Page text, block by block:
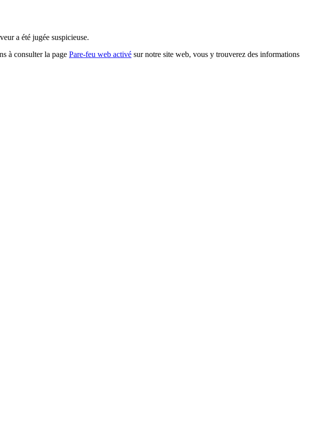
a été jugée suspicieuse.
à consulter la page Pare-feu web activé sur notre site web, vous y trouverez des informations